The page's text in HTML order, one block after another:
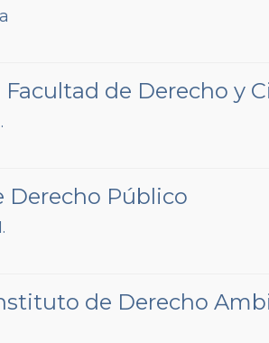
Facultad de Derecho y
Derecho Público
de Derecho